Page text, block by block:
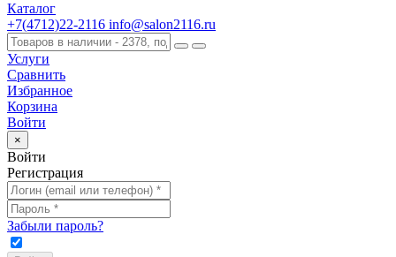
Каталог
+7(4712)22-2116 info@salon2116.ru
Услуги
Сравнить
Избранное
Корзина
Войти
×
Войти
Регистрация
Забыли пароль?